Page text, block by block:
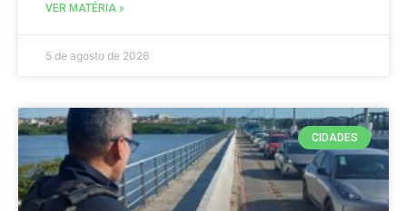
VER MATÉRIA »
5 de agosto de 2026
CIDADES